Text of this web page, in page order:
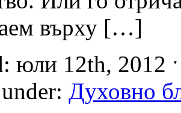
върху […]
юли 12th, 2012
Духовно